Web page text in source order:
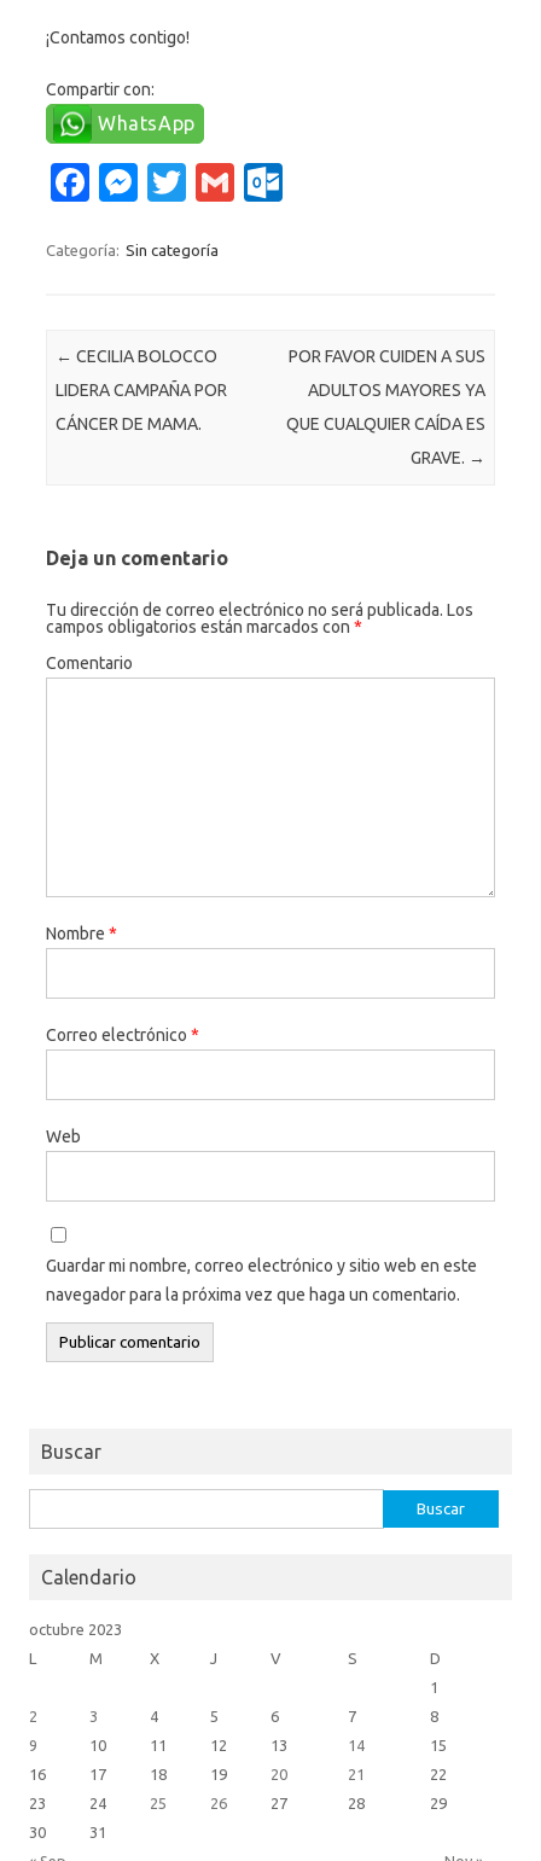
¡Contamos contigo!
Compartir con:
WhatsApp
Fa
e
o
k
M
se
er
T
it
G
c
o
Categoría: Sin categoría
Navegación de entradas
← CECILIA BOLOCCO
LIDERA CAMPAÑA POR
CÁNCER DE MAMA.
POR FAVOR CUIDEN A SUS
ADULTOS MAYORES YA
QUE CUALQUIER CAÍDA ES
GRAVE. →
Deja un comentario
Tu dirección de correo electrónico no será publicada. Los
campos obligatorios están marcados con *
Comentario
Nombre *
Correo electrónico *
Web
Guardar mi nombre, correo electrónico y sitio web en este
navegador para la próxima vez que haga un comentario.
Buscar
Calendario
octubre 2023
L
M X J V S D
1
2
3 4 5 6 7
8
9
10 11 12 13 14
15
16
17 18 19 20 21
22
23
24 25 26 27 28
29
30
31